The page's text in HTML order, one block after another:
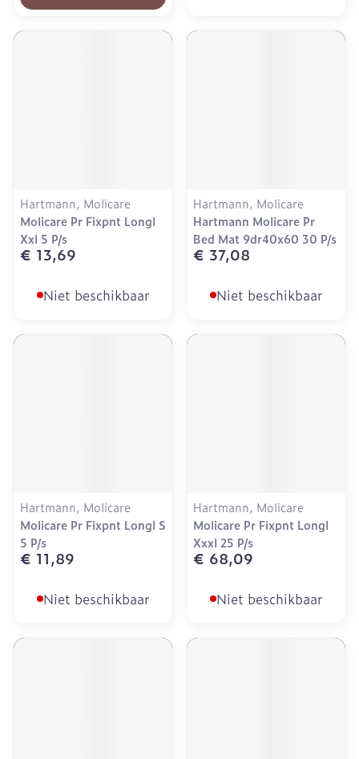
Hartmann, Molicare
Molicare Pr Fixpnt Longl
Xxl 5 P/s
€ 13,69
Niet beschikbaar
Hartmann, Molicare
Hartmann Molicare Pr
Bed Mat 9dr40x60 30 P/s
€ 37,08
Niet beschikbaar
Hartmann, Molicare
Molicare Pr Fixpnt Longl S
5 P/s
€ 11,89
Niet beschikbaar
Hartmann, Molicare
Molicare Pr Fixpnt Longl
Xxxl 25 P/s
€ 68,09
Niet beschikbaar